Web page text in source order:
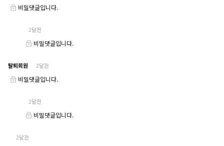
비밀댓글입니다.
2달전
비밀댓글입니다.
탈퇴회원 2달전
비밀댓글입니다.
2달전
비밀댓글입니다.
2달전